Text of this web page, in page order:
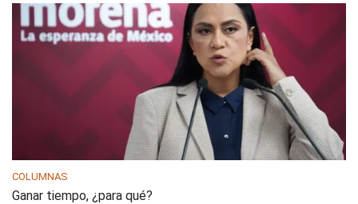
COLUMNAS
Ganar tiempo, ¿para qué?